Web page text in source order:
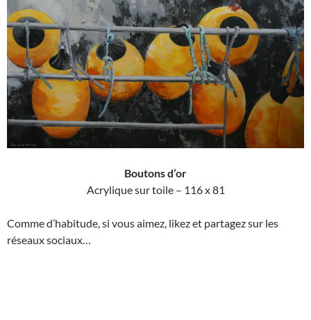
Boutons d’or
Acrylique sur toile – 116 x 81
Comme d’habitude, si vous aimez, likez et partagez sur les
réseaux sociaux…